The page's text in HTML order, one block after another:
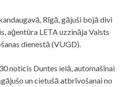
Rīgā, gājuši bojā divi
aģentūra LETA uzzināja Valsts
dienestā (VUGD).
noticis Duntes ielā, automašīnai
un cietušā atbrīvošanai no